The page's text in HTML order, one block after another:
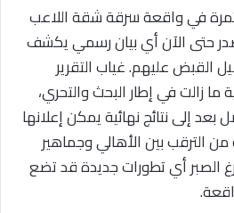
في واقعة سرقة شقة اللاعب
يصدر حتى الآن أي بيان رسمي يكشف
القبض عليهم. غياب التقرير
زالت في إطار البحث والتحري،
بعد إلى نتائج نهائية يمكن إعلانها
من الترقب بين الأهالي وجماهير
الصبر أي تطورات جديدة قد تضع